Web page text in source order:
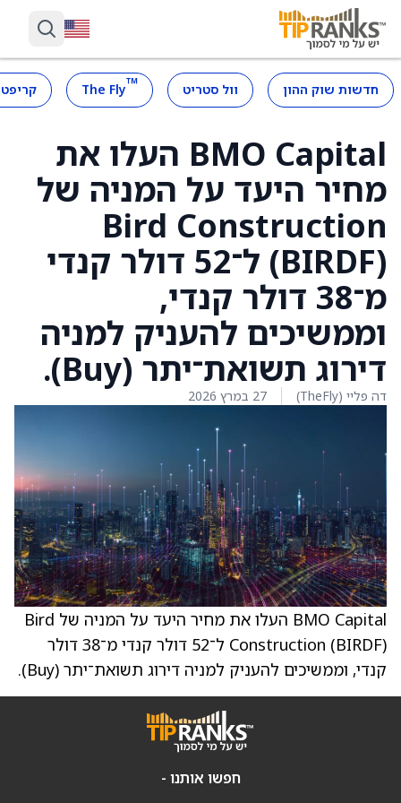
חדשות שוק ההון וול סטריט ™
The Fly
BMO Capital העלו את
מחיר היעד על המניה של
Bird Construction
(BIRDF) ל־52 דולר קנדי
מ־38 דולר קנדי,
וממשיכים להעניק למניה
דירוג תשואת־יתר (Buy).
דה פליי (TheFly) 27 במרץ 2026
BMO Capital העלו את מחיר היעד על המניה של Bird
Construction (BIRDF) ל־52 דולר קנדי מ־38 דולר
קנדי, וממשיכים להעניק למניה דירוג תשואת־יתר (Buy).
חפשו אותנו -